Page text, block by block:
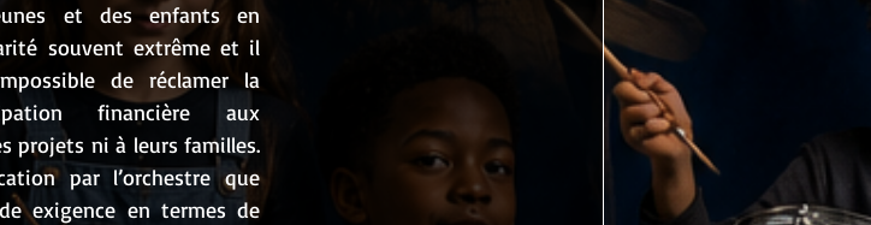
et des enfants en
souvent extrême et il
de réclamer la
financière aux
projets ni à leurs familles.
par l’orchestre que
exigence en termes de